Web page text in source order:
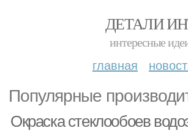
ДЕТАЛИ
интересные
главная
Популярные
Окраска стеклообоев